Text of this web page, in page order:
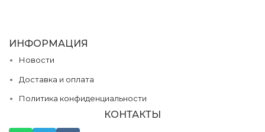
ИНФОРМАЦИЯ
Новости
Доставка и оплата
Политика конфиденциальности
КОНТАКТЫ